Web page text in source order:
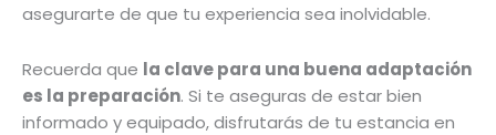
asegurarte de que tu experiencia sea inolvidable.
Recuerda que la clave para una buena adaptación
es la preparación. Si te aseguras de estar bien
informado y equipado, disfrutarás de tu estancia en